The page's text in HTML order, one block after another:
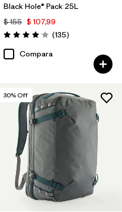
Black Hole® Pack 25L
$ 155 $ 107,99
Valoración: 4.1 / 5
(135Comentarios
)
Compara
30% Off